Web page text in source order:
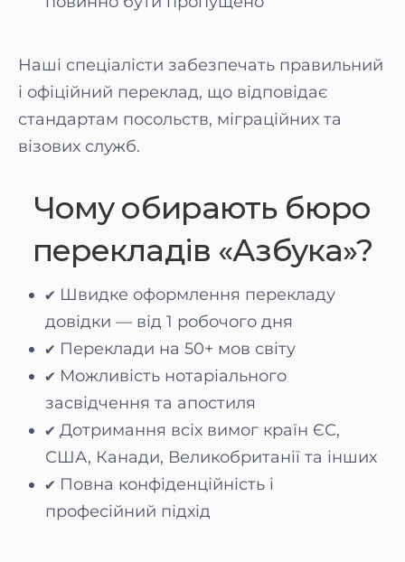
Наші спеціалісти забезпечать правильний
і офіційний переклад, що відповідає
стандартам посольств, міграційних та
візових служб.
Чому обирають бюро
перекладів «Азбука»?
✔ Швидке оформлення перекладу
довідки — від 1 робочого дня
✔ Переклади на 50+ мов світу
✔ Можливість нотаріального
засвідчення та апостиля
✔ Дотримання всіх вимог країн ЄС,
США, Канади, Великобританії та інших
✔ Повна конфіденційність і
професійний підхід